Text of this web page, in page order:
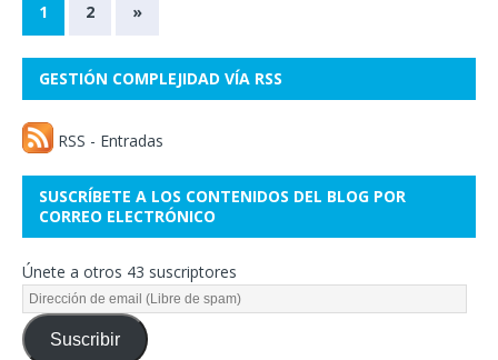
1 2 »
GESTIÓN COMPLEJIDAD VÍA RSS
RSS - Entradas
SUSCRÍBETE A LOS CONTENIDOS DEL BLOG POR
CORREO ELECTRÓNICO
Únete a otros 43 suscriptores
Suscribir